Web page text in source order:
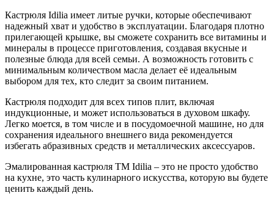
Кастрюля Idilia имеет литые ручки, которые обеспечивают
надежный хват и удобство в эксплуатации. Благодаря плотно
прилегающей крышке, вы сможете сохранить все витамины и
минералы в процессе приготовления, создавая вкусные и
полезные блюда для всей семьи. А возможность готовить с
минимальным количеством масла делает её идеальным
выбором для тех, кто следит за своим питанием.
Кастрюля подходит для всех типов плит, включая
индукционные, и может использоваться в духовом шкафу.
Легко моется, в том числе и в посудомоечной машине, но для
сохранения идеального внешнего вида рекомендуется
избегать абразивных средств и металлических аксессуаров.
Эмалированная кастрюля TM Idilia – это не просто удобство
на кухне, это часть кулинарного искусства, которую вы будете
ценить каждый день.